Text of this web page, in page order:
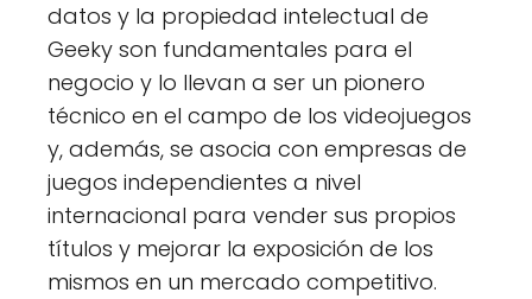
datos y la propiedad intelectual de
Geeky son fundamentales para el
negocio y lo llevan a ser un pionero
técnico en el campo de los videojuegos
y, además, se asocia con empresas de
juegos independientes a nivel
internacional para vender sus propios
títulos y mejorar la exposición de los
mismos en un mercado competitivo.